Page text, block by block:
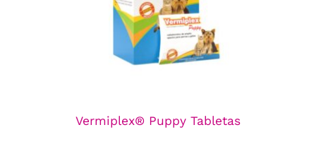
Vermiplex® Puppy Tabletas